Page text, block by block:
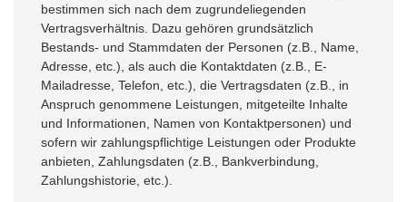
bestimmen sich nach dem zugrundeliegenden
Vertragsverhältnis. Dazu gehören grundsätzlich
Bestands- und Stammdaten der Personen (z.B., Name,
Adresse, etc.), als auch die Kontaktdaten (z.B., E-
Mailadresse, Telefon, etc.), die Vertragsdaten (z.B., in
Anspruch genommene Leistungen, mitgeteilte Inhalte
und Informationen, Namen von Kontaktpersonen) und
sofern wir zahlungspflichtige Leistungen oder Produkte
anbieten, Zahlungsdaten (z.B., Bankverbindung,
Zahlungshistorie, etc.).